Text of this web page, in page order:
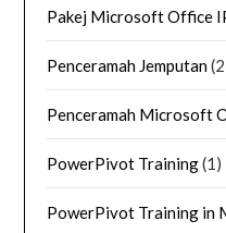
Pakej Microsoft Office
Penceramah Jemputan
Penceramah Microsoft
PowerPivot Training(1)
PowerPivot Training in